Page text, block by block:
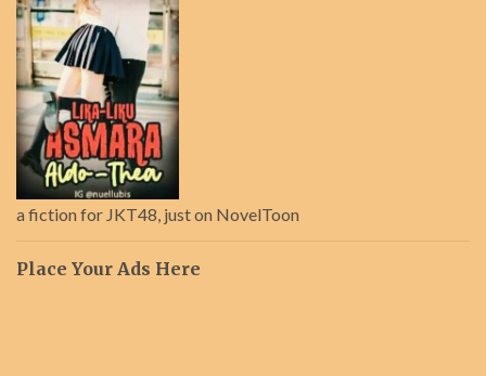
a fiction for JKT48, just on NovelToon
Place Your Ads Here